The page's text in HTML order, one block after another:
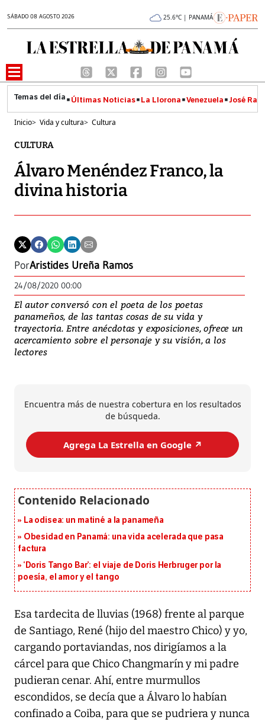
SÁBADO 08 AGOSTO 2026 25.6°C | PANAMÁ
Últimas Noticias La Llorona Venezuela José
Inicio> Vida y cultura> Cultura
CULTURA
Álvaro Menéndez Franco, la
divina historia
PorAristides Ureña Ramos
24/08/2020 00:00
El autor conversó con el poeta de los poetas
panameños, de las tantas cosas de su vida y
trayectoria. Entre anécdotas y exposiciones, ofrece un
acercamiento sobre el personaje y su visión, a los
lectores
Encuentra más de nuestra cobertura en los resultados
de búsqueda.
Agrega La Estrella en Google ↗️
La odisea: un matiné a la panameña
Obesidad en Panamá: una vida acelerada que pasa
factura
‘Doris Tango Bar’: el viaje de Doris Herbruger por la
poesía, el amor y el tango
Esa tardecita de lluvias (1968) frente al parque
de Santiago, René (hijo del maestro Chico) y yo,
cargando portaviandas, nos dirigíamos a la
cárcel para que Chico Changmarín y mi padre
pudieran cenar. Ahí, entre murmullos
escondidos, se decía que a Álvaro lo habían
confinado a Coiba, para que se pudriera y nunca